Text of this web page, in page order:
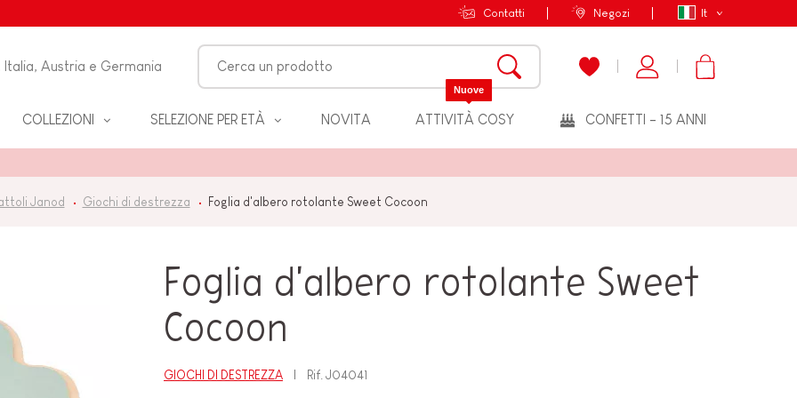
It
Contatti Negozi
Italia, Austria e Germania
COLLEZIONI SELEZIONE PER ETÀ NOVITA ATTIVITÀ COSY
Nuove
CONFETTI - 15 ANNI
Janod Giochi di destrezza Foglia d'albero rotolante Sweet Cocoon
Foglia d'albero rotolante Sweet
Cocoon
GIOCHI DI DESTREZZA Rif.J04041